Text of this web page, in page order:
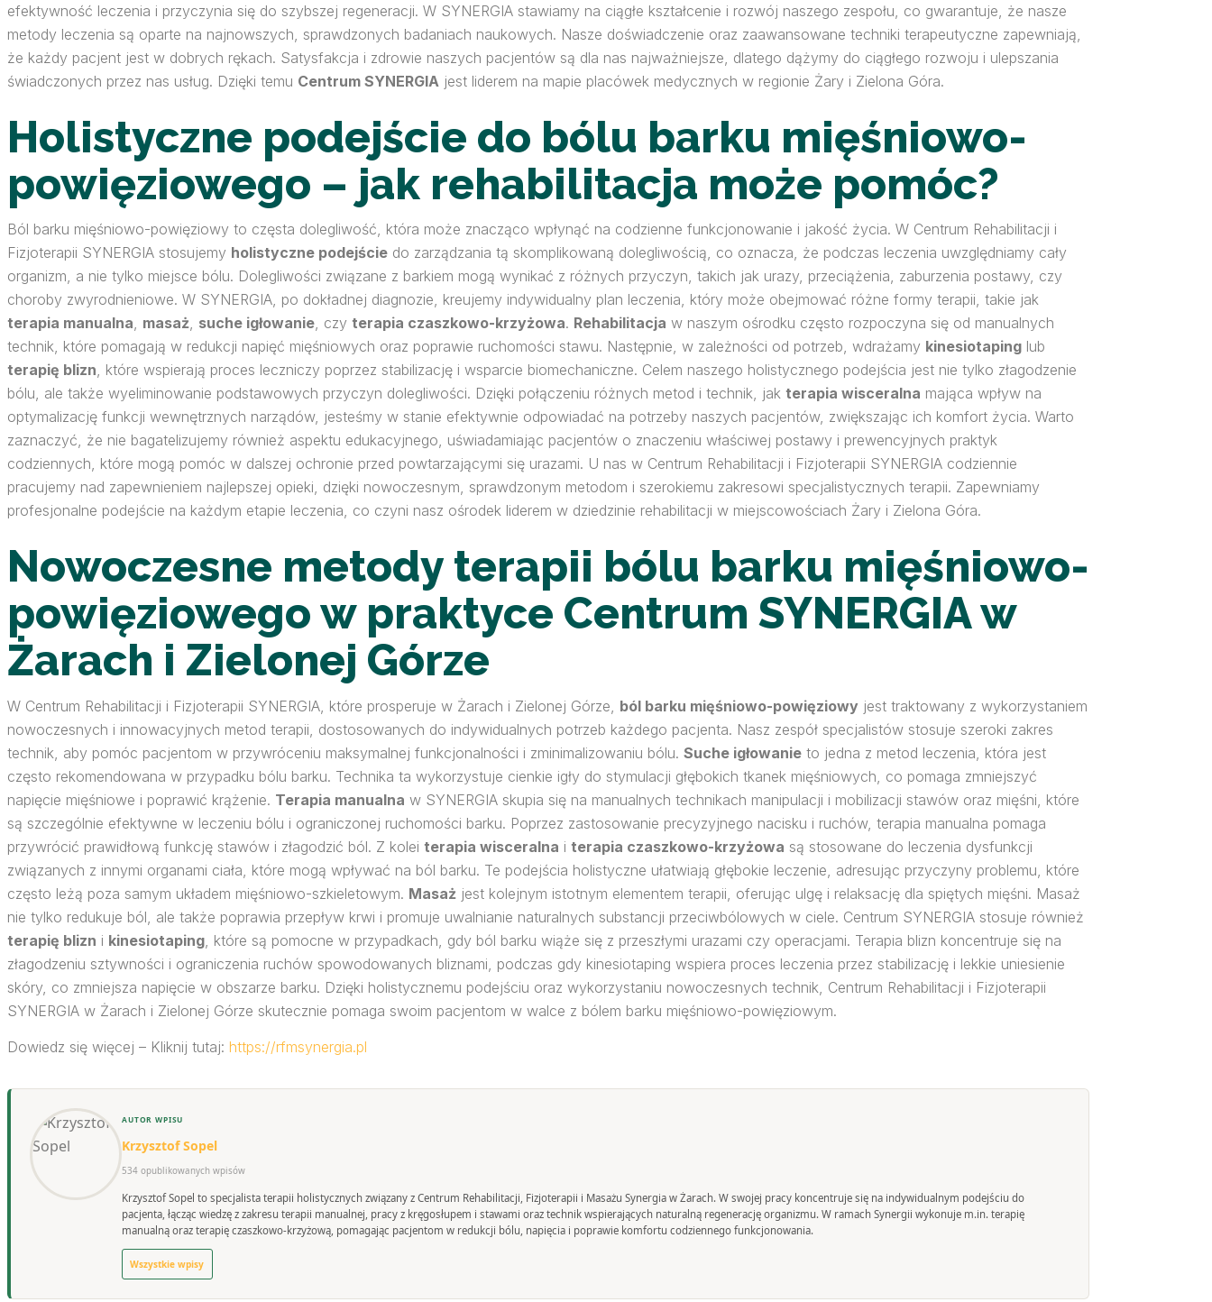
efektywność leczenia i przyczynia się do szybszej regeneracji. W SYNERGIA stawiamy na ciągłe kształcenie i rozwój naszego zespołu, co gwarantuje, że nasze
metody leczenia są oparte na najnowszych, sprawdzonych badaniach naukowych. Nasze doświadczenie oraz zaawansowane techniki terapeutyczne zapewniają,
że każdy pacjent jest w dobrych rękach. Satysfakcja i zdrowie naszych pacjentów są dla nas najważniejsze, dlatego dążymy do ciągłego rozwoju i ulepszania
świadczonych przez nas usług. Dzięki temu Centrum SYNERGIA jest liderem na mapie placówek medycznych w regionie Żary i Zielona Góra.
Holistyczne podejście do bólu barku mięśniowo-
powięziowego – jak rehabilitacja może pomóc?
Ból barku mięśniowo-powięziowy to częsta dolegliwość, która może znacząco wpłynąć na codzienne funkcjonowanie i jakość życia. W Centrum Rehabilitacji i
Fizjoterapii SYNERGIA stosujemy holistyczne podejście do zarządzania tą skomplikowaną dolegliwością, co oznacza, że podczas leczenia uwzględniamy cały
organizm, a nie tylko miejsce bólu. Dolegliwości związane z barkiem mogą wynikać z różnych przyczyn, takich jak urazy, przeciążenia, zaburzenia postawy, czy
choroby zwyrodnieniowe. W SYNERGIA, po dokładnej diagnozie, kreujemy indywidualny plan leczenia, który może obejmować różne formy terapii, takie jak
terapia manualna, masaż, suche igłowanie, czy terapia czaszkowo-krzyżowa. Rehabilitacja w naszym ośrodku często rozpoczyna się od manualnych
technik, które pomagają w redukcji napięć mięśniowych oraz poprawie ruchomości stawu. Następnie, w zależności od potrzeb, wdrażamy kinesiotaping lub
terapię blizn, które wspierają proces leczniczy poprzez stabilizację i wsparcie biomechaniczne. Celem naszego holistycznego podejścia jest nie tylko złagodzenie
bólu, ale także wyeliminowanie podstawowych przyczyn dolegliwości. Dzięki połączeniu różnych metod i technik, jak terapia wisceralna mająca wpływ na
optymalizację funkcji wewnętrznych narządów, jesteśmy w stanie efektywnie odpowiadać na potrzeby naszych pacjentów, zwiększając ich komfort życia. Warto
zaznaczyć, że nie bagatelizujemy również aspektu edukacyjnego, uświadamiając pacjentów o znaczeniu właściwej postawy i prewencyjnych praktyk
codziennych, które mogą pomóc w dalszej ochronie przed powtarzającymi się urazami. U nas w Centrum Rehabilitacji i Fizjoterapii SYNERGIA codziennie
pracujemy nad zapewnieniem najlepszej opieki, dzięki nowoczesnym, sprawdzonym metodom i szerokiemu zakresowi specjalistycznych terapii. Zapewniamy
profesjonalne podejście na każdym etapie leczenia, co czyni nasz ośrodek liderem w dziedzinie rehabilitacji w miejscowościach Żary i Zielona Góra.
Nowoczesne metody terapii bólu barku mięśniowo-
powięziowego w praktyce Centrum SYNERGIA w
Żarach i Zielonej Górze
W Centrum Rehabilitacji i Fizjoterapii SYNERGIA, które prosperuje w Żarach i Zielonej Górze, ból barku mięśniowo-powięziowy jest traktowany z wykorzystaniem
nowoczesnych i innowacyjnych metod terapii, dostosowanych do indywidualnych potrzeb każdego pacjenta. Nasz zespół specjalistów stosuje szeroki zakres
technik, aby pomóc pacjentom w przywróceniu maksymalnej funkcjonalności i zminimalizowaniu bólu. Suche igłowanie to jedna z metod leczenia, która jest
często rekomendowana w przypadku bólu barku. Technika ta wykorzystuje cienkie igły do stymulacji głębokich tkanek mięśniowych, co pomaga zmniejszyć
napięcie mięśniowe i poprawić krążenie. Terapia manualna w SYNERGIA skupia się na manualnych technikach manipulacji i mobilizacji stawów oraz mięśni, które
są szczególnie efektywne w leczeniu bólu i ograniczonej ruchomości barku. Poprzez zastosowanie precyzyjnego nacisku i ruchów, terapia manualna pomaga
przywrócić prawidłową funkcję stawów i złagodzić ból. Z kolei terapia wisceralna i terapia czaszkowo-krzyżowa są stosowane do leczenia dysfunkcji
związanych z innymi organami ciała, które mogą wpływać na ból barku. Te podejścia holistyczne ułatwiają głębokie leczenie, adresując przyczyny problemu, które
często leżą poza samym układem mięśniowo-szkieletowym. Masaż jest kolejnym istotnym elementem terapii, oferując ulgę i relaksację dla spiętych mięśni. Masaż
nie tylko redukuje ból, ale także poprawia przepływ krwi i promuje uwalnianie naturalnych substancji przeciwbólowych w ciele. Centrum SYNERGIA stosuje również
terapię blizn i kinesiotaping , które są pomocne w przypadkach, gdy ból barku wiąże się z przeszłymi urazami czy operacjami. Terapia blizn koncentruje się na
złagodzeniu sztywności i ograniczenia ruchów spowodowanych bliznami, podczas gdy kinesiotaping wspiera proces leczenia przez stabilizację i lekkie uniesienie
skóry, co zmniejsza napięcie w obszarze barku. Dzięki holistycznemu podejściu oraz wykorzystaniu nowoczesnych technik, Centrum Rehabilitacji i Fizjoterapii
SYNERGIA w Żarach i Zielonej Górze skutecznie pomaga swoim pacjentom w walce z bólem barku mięśniowo-powięziowym.
Dowiedz się więcej – Kliknij tutaj: https://rfmsynergia.pl
AUTOR WPISU
Krzysztof Sopel
534 opublikowanych wpisów
Krzysztof Sopel to specjalista terapii holistycznych związany z Centrum Rehabilitacji, Fizjoterapii i Masażu Synergia w Żarach. W swojej pracy koncentruje się na indywidualnym podejściu do
pacjenta, łącząc wiedzę z zakresu terapii manualnej, pracy z kręgosłupem i stawami oraz technik wspierających naturalną regenerację organizmu. W ramach Synergii wykonuje m.in. terapię
manualną oraz terapię czaszkowo-krzyżową, pomagając pacjentom w redukcji bólu, napięcia i poprawie komfortu codziennego funkcjonowania.
Wszystkie wpisy